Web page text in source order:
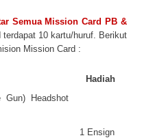
Semua Mission Card PB &
10 kartu/huruf. Berikut
Mission Card :
Hadiah
Gun) Headshot
1 Ensign